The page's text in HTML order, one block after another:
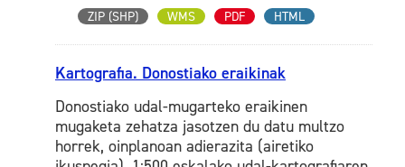
ZIP (SHP) WMS PDF HTML
Kartografia. Donostiako eraikinak
Donostiako udal-mugarteko eraikinen
mugaketa zehatza jasotzen du datu multzo
horrek, oinplanoan adierazita (airetiko